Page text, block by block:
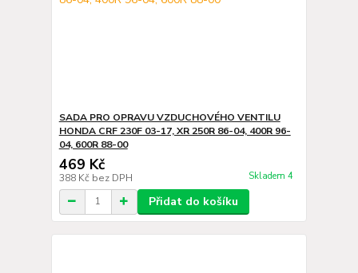
SADA PRO OPRAVU VZDUCHOVÉHO VENTILU
HONDA CRF 230F 03-17, XR 250R 86-04, 400R 96-
04, 600R 88-00
469 Kč
388 Kč bez DPH Skladem 4
Přidat do košíku